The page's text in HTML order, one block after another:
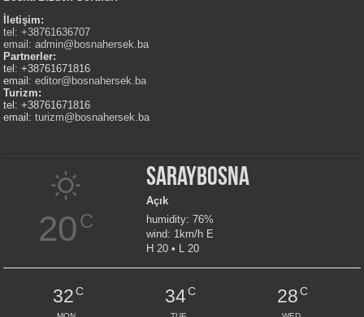
İletişim:
tel: +38761636707
email:admin@bosnahersek.ba
Partnerler:
tel: +38761671816
email:editor@bosnahersek.ba
Turizm:
tel: +38761671816
email:turizm@bosnahersek.ba
20C
Saraybosna
Açık
humidity: 76%
wind: 1km/h E
H 20 • L 20
32C 34C 28C